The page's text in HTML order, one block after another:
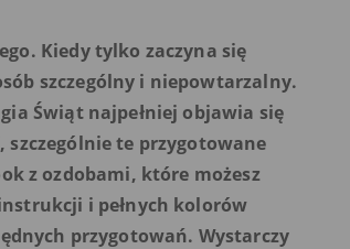
Kiedy tylko zaczyna się
szczególny i niepowtarzalny.
Świąt najpełniej objawia się
szczególnie te przygotowane
z ozdobami, które możesz
i pełnych kolorów
przygotowań. Wystarczy